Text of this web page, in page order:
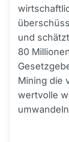
und
80
Mining die
wertvolle